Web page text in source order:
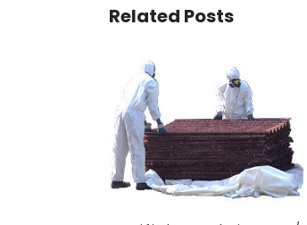
Related Posts